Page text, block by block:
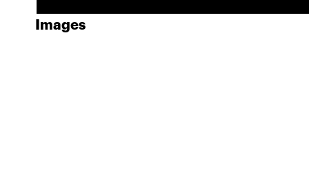
Images